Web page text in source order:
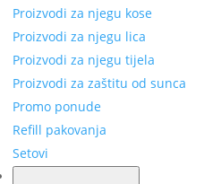
Proizvodi za njegu kose
Proizvodi za njegu lica
Proizvodi za njegu tijela
Proizvodi za zaštitu od sunca
Promo ponude
Refill pakovanja
Setovi